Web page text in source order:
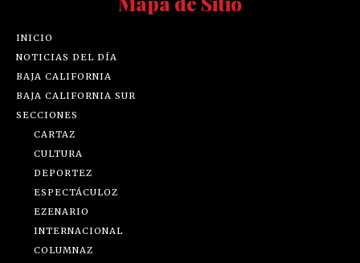
INICIO
NOTICIAS DEL DÍA
BAJA CALIFORNIA
BAJA CALIFORNIA SUR
SECCIONES
CARTAZ
CULTURA
DEPORTEZ
ESPECTÁCULOZ
EZENARIO
INTERNACIONAL
COLUMNAZ